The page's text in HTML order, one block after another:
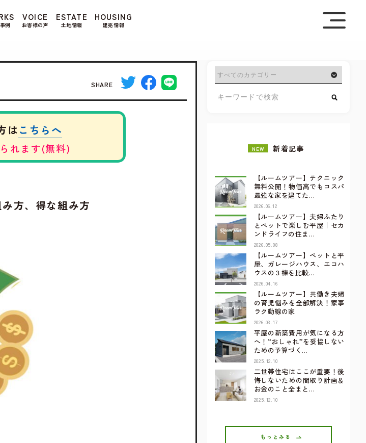
例
VOICE
お客様の声
ESTATE
土地情報
HOUSING
建売情報
SHARE
はこちらへ
れます(無料)
方、得な組み方
NEW 新着記事
【ルームツアー】テクニック
無料公開！物価高でもコスパ
最強な家を建てた…
2026.06.12
【ルームツアー】夫婦ふたり
とペットで楽しむ平屋｜セカ
ンドライフの住ま…
2026.05.08
【ルームツアー】ペットと平
屋、ガレージハウス、エコハ
ウスの３棟を比較…
2026.04.16
【ルームツアー】共働き夫婦
の育児悩みを全部解決！家事
ラク動線の家
2026.03.17
平屋の新築費用が気になる方
へ！“おしゃれ”を妥協しない
ための予算づく…
2025.12.10
二世帯住宅はここが重要！後
悔しないための間取り計画＆
お金のこと全まと…
2025.12.10
もっとみる
お客様のプライバシーを極めて重視しています。詳細について、およびご質問
バシーポリシーをご覧ください。